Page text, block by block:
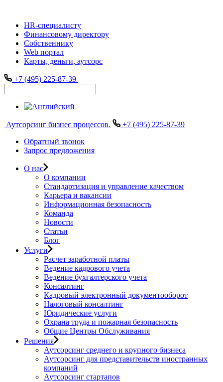
HR-специалисту
Финансовому директору
Собственнику
Web портал
Карты, деньги, аутсорс
+7 (495) 225-87-39
Аутсорсинг бизнес процессов.
+7 (495) 225-87-39
Обратный звонок
Запрос предложения
О нас
О компании
Стандартизация и управление качеством
Карьера и вакансии
Информационная безопасность
Команда
Новости
Статьи
Блог
Услуги
Расчет заработной платы
Ведение кадрового учета
Ведение бухгалтерского учета
Консалтинг
Кадровый электронный документооборот
Налоговый консалтинг
Юридические услуги
Охрана труда и пожарная безопасность
Общие Центры Обслуживания
Решения
Аутсорсинг среднего и крупного бизнеса
Аутсорсинг для представительств иностранных
компаний
Аутсорсинг стартапов